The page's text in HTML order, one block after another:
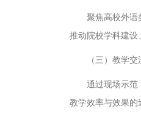
聚焦高校外语
推动院校学科建设
（三）教学交
通过现场示范
教学效率与效果的